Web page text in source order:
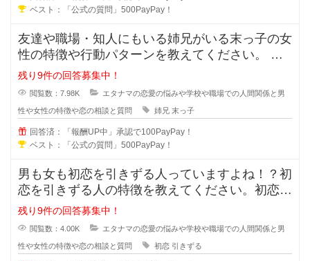
ベスト：「公式の質問」500PayPay！
友達や職場・知人にもいる姉兄がいる末っ子の女
性の特徴や行動パターンを教えてください。 姉
兄がいる事により甘え上手や
残り9件の回答募集中！
閲覧数：7.98K エタナマの恋愛の悩みや学校や職場での人間関係と男
性や女性の特徴や恋の相談と質問 姉兄 末っ子
回答済：「報酬UP中」承認で100PayPay！
ベスト：「公式の質問」500PayPay！
男も女も初恋を引きずる人っていますよね！？初
恋を引きずる人の特徴を教えてください。初恋か
ら離れる事が出来ない人は次の恋愛
残り9件の回答募集中！
閲覧数：4.00K エタナマの恋愛の悩みや学校や職場での人間関係と男
性や女性の特徴や恋の相談と質問 初恋 引きずる